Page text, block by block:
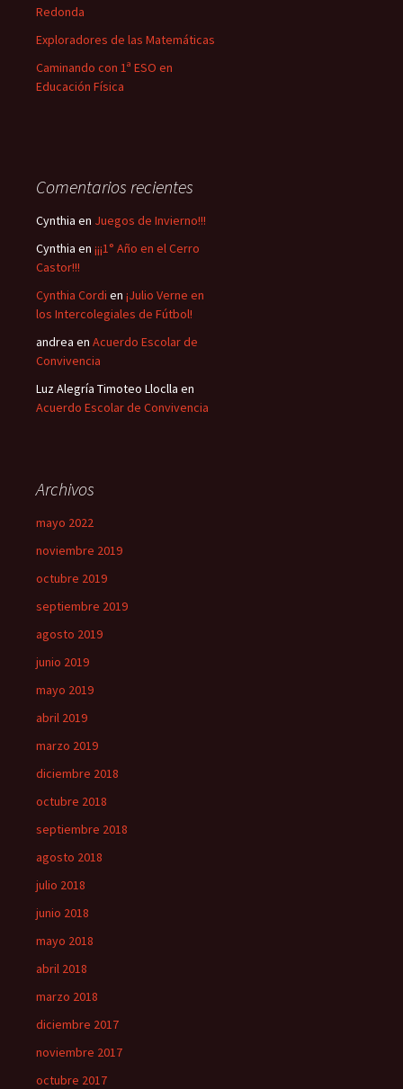
Redonda
Exploradores de las Matemáticas
Caminando con 1ª ESO en
Educación Física
Comentarios recientes
Cynthia en Juegos de Invierno!!!
Cynthia en ¡¡¡1° Año en el Cerro
Castor!!!
Cynthia Cordi en ¡Julio Verne en
los Intercolegiales de Fútbol!
andrea en Acuerdo Escolar de
Convivencia
Luz Alegría Timoteo Lloclla en
Acuerdo Escolar de Convivencia
Archivos
mayo 2022
noviembre 2019
octubre 2019
septiembre 2019
agosto 2019
junio 2019
mayo 2019
abril 2019
marzo 2019
diciembre 2018
octubre 2018
septiembre 2018
agosto 2018
julio 2018
junio 2018
mayo 2018
abril 2018
marzo 2018
diciembre 2017
noviembre 2017
octubre 2017